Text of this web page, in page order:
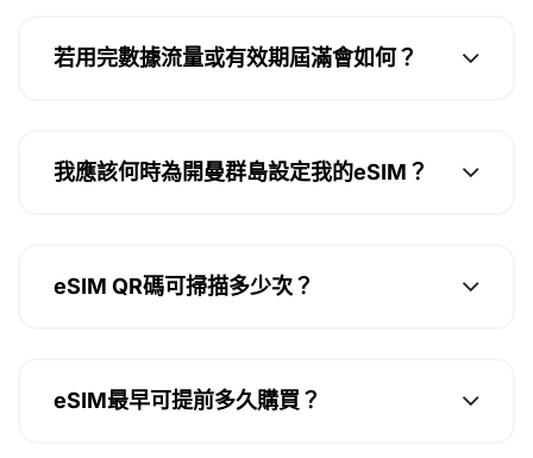
若用完數據流量或有效期屆滿會如何？
我應該何時為開曼群島設定我的eSIM？
eSIM QR碼可掃描多少次？
eSIM最早可提前多久購買？